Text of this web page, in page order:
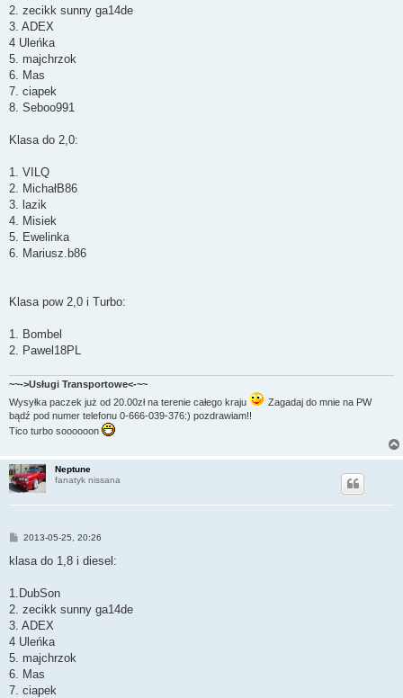
2. zecikk sunny ga14de
3. ADEX
4 Uleńka
5. majchrzok
6. Mas
7. ciapek
8. Seboo991
Klasa do 2,0:
1. VILQ
2. MichałB86
3. lazik
4. Misiek
5. Ewelinka
6. Mariusz.b86
Klasa pow 2,0 i Turbo:
1. Bombel
2. Pawel18PL
~~->Usługi Transportowe<-~~
Wysyłka paczek już od 20.00zł na terenie całego kraju
Zagadaj do mnie na PW
bądź pod numer telefonu 0-666-039-376:) pozdrawiam!!
Tico turbo soooooon
Neptune
fanatyk nissana
P
s
2013-05-25, 20:26
klasa do 1,8 i diesel:
1.DubSon
2. zecikk sunny ga14de
3. ADEX
4 Uleńka
5. majchrzok
6. Mas
7. ciapek